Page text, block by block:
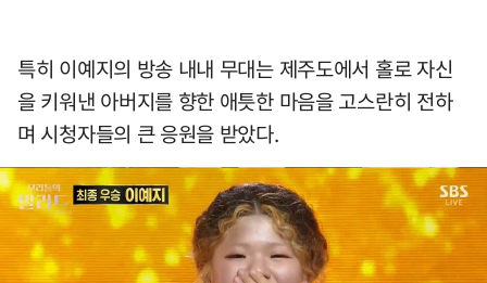
특히 이예지의 방송 내내 무대는 제주도에서 홀로 자신
을 키워낸 아버지를 향한 애틋한 마음을 고스란히 전하
며 시청자들의 큰 응원을 받았다.